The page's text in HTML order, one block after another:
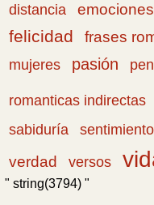
distancia emociones
felicidad frases
mujeres
pasión
romanticas indirectas
sabiduría
verdad
versos
" string(3794) "